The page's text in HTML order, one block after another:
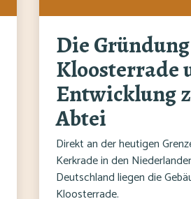
Die
Kloosterrade
Entwicklung
Abtei
Direkt an der heutigen
Kerkrade in den
Deutschland liegen die
Kloosterrade.